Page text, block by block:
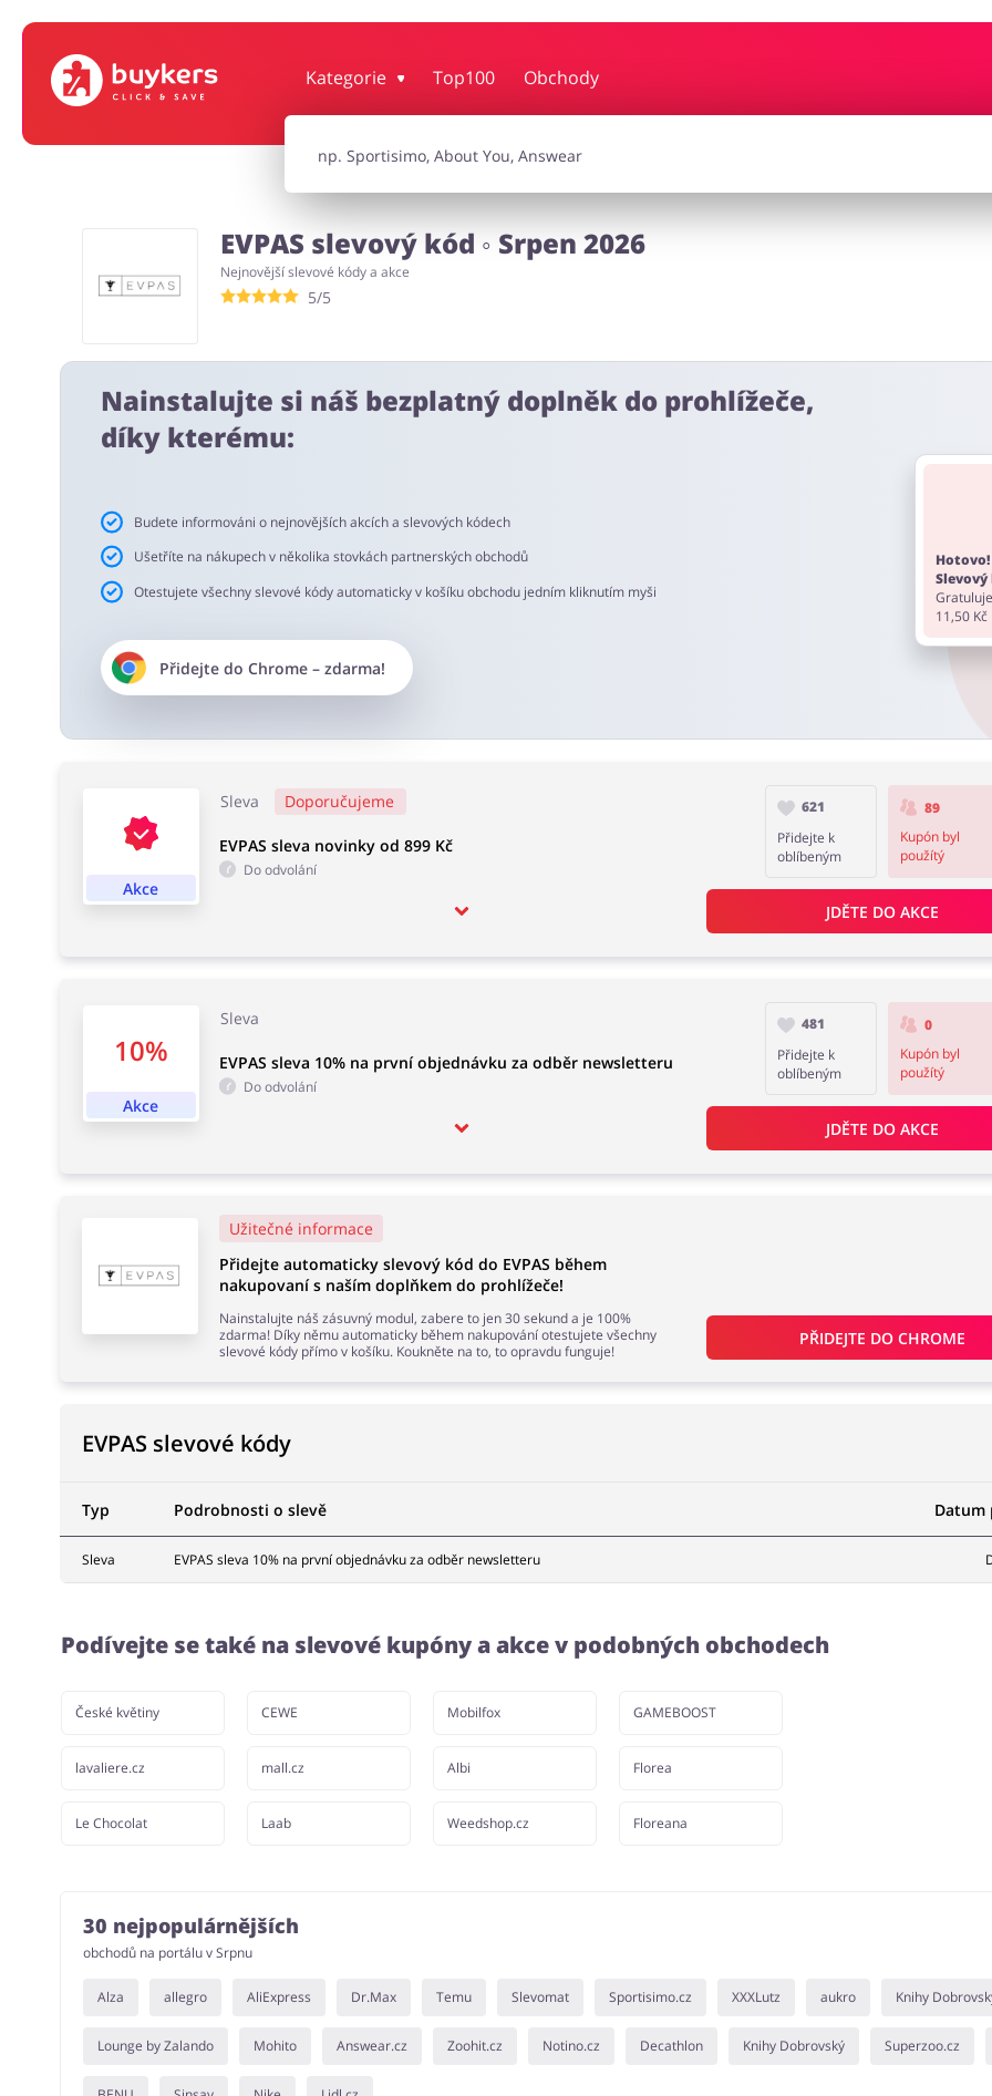
Kategorie Top100 Obchody
Dům, interiér a zahrada Knihy, filmy, hry a hudba
Turistika a cestování
EVPAS slevový kód ◦ Srpen 2026
Nejnovější slevové kódy a akce
5/5
Nainstalujte si náš bezplatný doplněk do prohlížeče,
díky kterému:
Budete informováni o nejnovějších akcích a slevových kódech
Ušetříte na nákupech v několika stovkách partnerských obchodů
Otestujete všechny slevové kódy automaticky v košíku obchodu jedním kliknutím myši
Přidejte do Chrome– zdarma!
Hotovo!
11,50 Kč
Akce
Sleva Doporučujeme
EVPAS sleva novinky od 899 Kč
Do odvolání
621
Přidejte k
oblíbeným
89
Kupón byl
použítý
JDĚTE DO AKCE
10%
Akce
Sleva
EVPAS sleva 10% na první objednávku za odběr newsletteru
Do odvolání
481
Přidejte k
oblíbeným
0
Kupón byl
použítý
JDĚTE DO AKCE
Užitečné informace
Přidejte automaticky slevový kód do EVPAS během
nakupovaní s naším doplňkem do prohlížeče!
Nainstalujte náš zásuvný modul, zabere to jen 30 sekund a je 100%
zdarma! Díky němu automaticky během nakupování otestujete všechny
slevové kódy přímo v košíku. Koukněte na to, to opravdu funguje!
PŘIDEJTE DO CHROME
EVPAS slevové kódy
Typ Podrobnosti o slevě Datum
Sleva EVPAS sleva 10% na první objednávku za odběr newsletteru
Podívejte se také na slevové kupóny a akce v podobných obchodech
České květiny
lavaliere.cz
Le Chocolat
CEWE
mall.cz
Laab
Mobilfox
Albi
Weedshop.cz
GAMEBOOST
Florea
Floreana
30 nejpopulárnějších
obchodů na portálu v Srpnu
Alza allegro AliExpress Dr.Max Temu Slevomat Sportisimo.cz XXXLutz aukro Knihy
Lounge by Zalando Mohito Answear.cz Zoohit.cz Notino.cz Decathlon Knihy Dobrovský Superzoo.cz